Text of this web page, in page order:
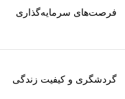
فرصت‌های سرمایه‌گذاری
گردشگری و کیفیت زندگی